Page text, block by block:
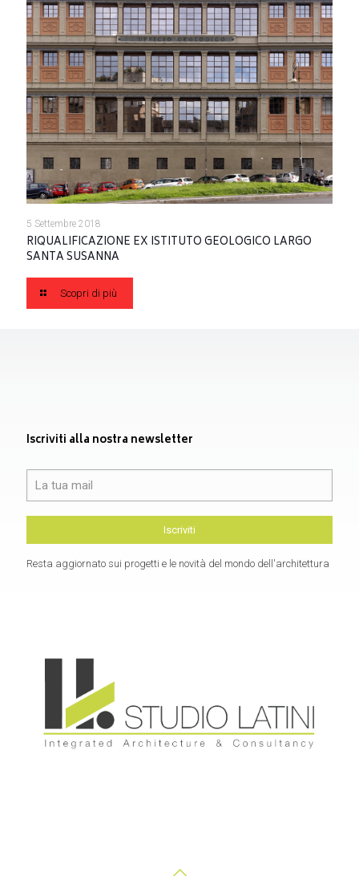
5 Settembre 2018
RIQUALIFICAZIONE EX ISTITUTO GEOLOGICO LARGO
SANTA SUSANNA
Scopri di più
Iscriviti alla nostra newsletter
Resta aggiornato sui progetti e le novità del mondo dell'architettura